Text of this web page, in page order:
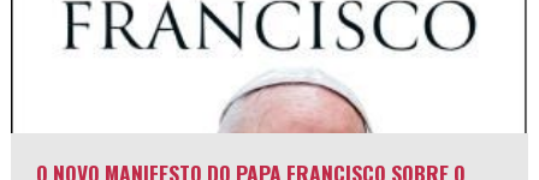
O NOVO MANIFESTO DO PAPA FRANCISCO SOBRE O